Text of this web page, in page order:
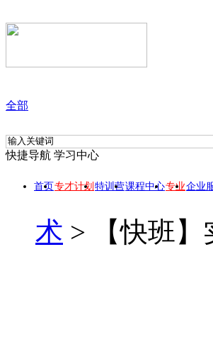
全部
快捷导航 学习中心
首页专才计划 特训营课程中心专业企业
术 > 【快班